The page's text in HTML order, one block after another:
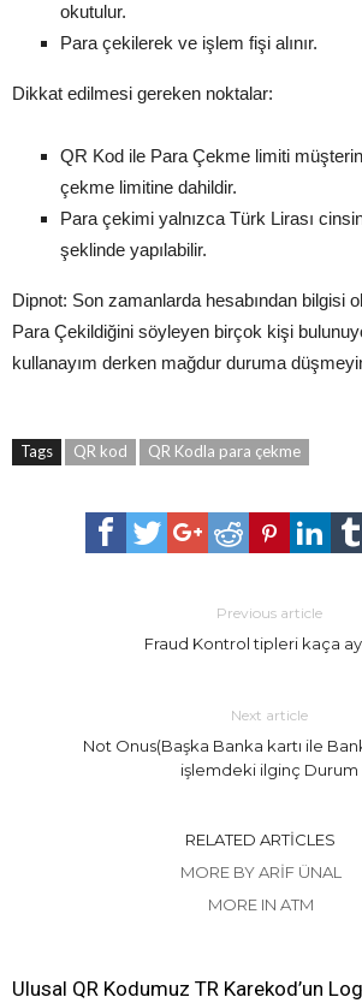
okutulur.
Para çekilerek ve işlem fişi alınır.
Dikkat edilmesi gereken noktalar:
QR Kod ile Para Çekme limiti
çekme limitine dahildir.
Para çekimi yalnızca Türk Lirası
şeklinde yapılabilir.
Dipnot: Son zamanlarda hesabından bilgisi
Para Çekildiğini söyleyen birçok kişi
kullanayım derken mağdur duruma
Tags QR kod QR Kodla para çekme
Previous article
Fraud Kontrol tipleri kaça
Next article
Not Onus(Başka Banka kartı ile
işlemdeki ilginç Durum
RELATED ARTICLES
MORE BY ARIF ÜNAL
MORE IN ATM
Ulusal QR Kodumuz TR Karekod’un